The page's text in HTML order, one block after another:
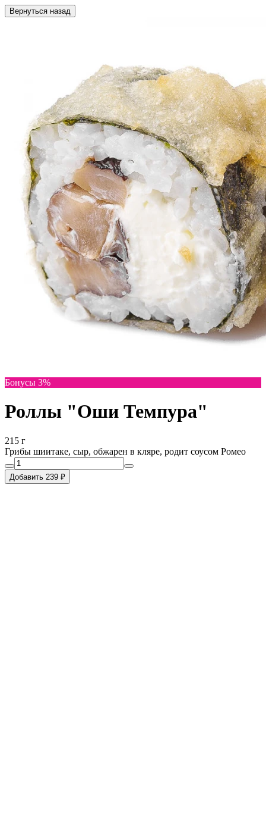
Вернуться назад
Бонусы 3%
Роллы "Оши Темпура"
215 г
Грибы шиитаке, сыр, обжарен в кляре, родит соусом Ромео
Добавить 239 ₽